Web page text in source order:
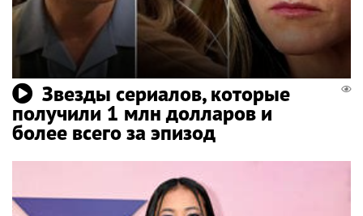
Звезды сериалов, которые
получили 1 млн долларов и
более всего за эпизод